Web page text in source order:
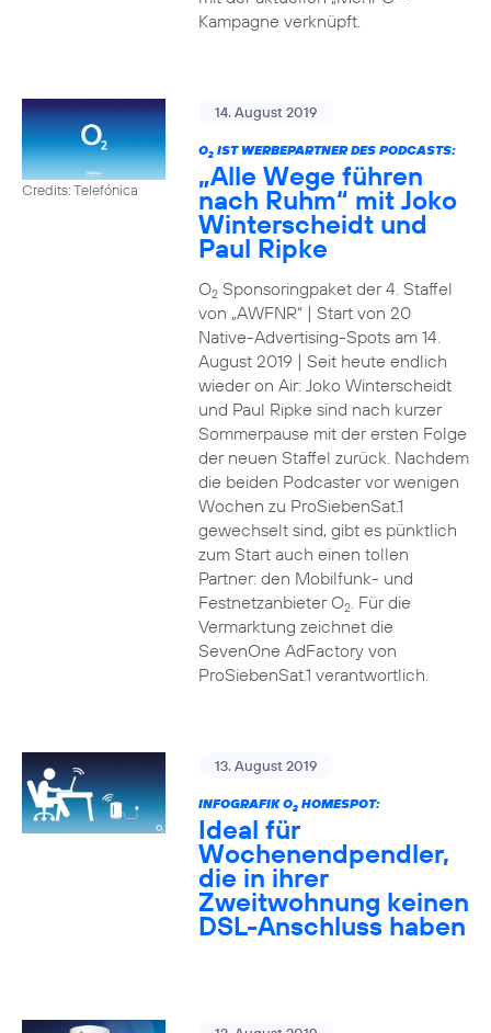
Kampagne verknüpft.
Credits: Telefónica
14. August 2019
O2IST WERBEPARTNER DES PODCASTS:
„Alle Wege führen
nach Ruhm“ mit Joko
Winterscheidt und
Paul Ripke
O2Sponsoringpaket der 4. Staffel
von „AWFNR“ | Start von 20
Native-Advertising-Spots am 14.
August 2019 | Seit heute endlich
wieder on Air: Joko Winterscheidt
und Paul Ripke sind nach kurzer
Sommerpause mit der ersten Folge
der neuen Staffel zurück. Nachdem
die beiden Podcaster vor wenigen
Wochen zu ProSiebenSat.1
gewechselt sind, gibt es pünktlich
zum Start auch einen tollen
Partner: den Mobilfunk- und
Festnetzanbieter O2. Für die
Vermarktung zeichnet die
SevenOne AdFactory von
ProSiebenSat.1 verantwortlich.
13. August 2019
INFOGRAFIK O2HOMESPOT:
Ideal für
Wochenendpendler,
die in ihrer
Zweitwohnung keinen
DSL-Anschluss haben